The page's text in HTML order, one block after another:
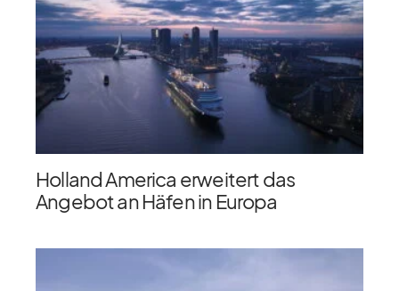
Holland America erweitert das
Angebot an Häfen in Europa